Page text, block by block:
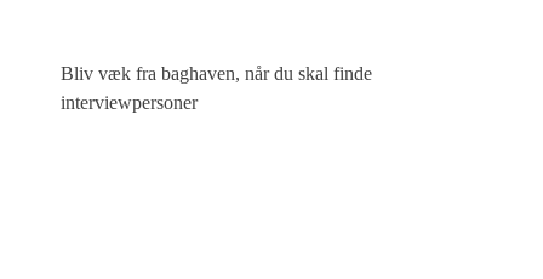
Bliv væk fra baghaven, når du skal finde
interviewpersoner